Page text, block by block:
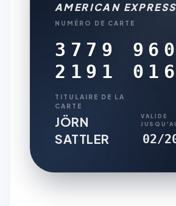
AMERICAN EXPRESS
NUMÉRO DE CARTE
3779
2191 016
TITULAIRE DE LA
CARTE
JÖRN
SATTLER
VALIDE
02/